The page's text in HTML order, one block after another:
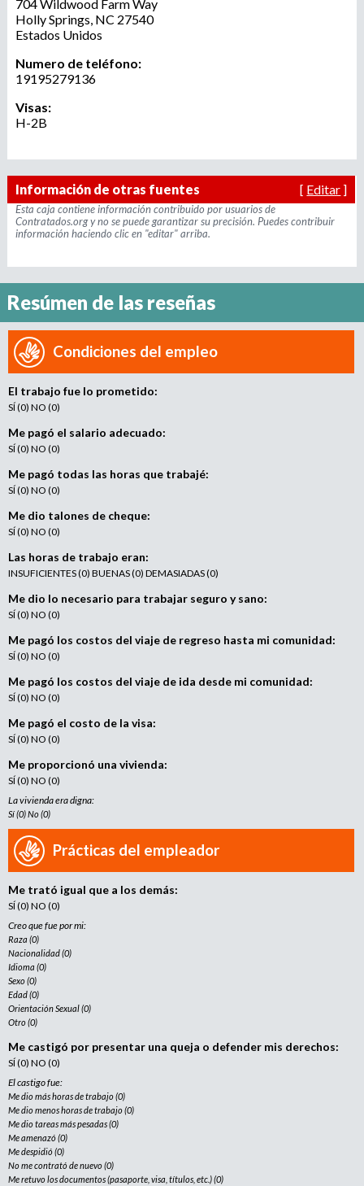
u
e
d
r
o
g
e
d
e
r
e
u
t
a
m
i
n
t
704 Wildwood Farm Way
Holly Springs, NC 27540
Estados Unidos
Numero de teléfono:
19195279136
Visas:
H-2B
Información de otras fuentes [ Editar ]
Esta caja contiene información contribuido por usuarios de
Contratados.org y no se puede garantizar su precisión. Puedes contribuir
información haciendo clic en "editar" arriba.
Resúmen de las reseñas
Condiciones del empleo
El trabajo fue lo prometido:
SÍ (0) NO (0)
Me pagó el salario adecuado:
SÍ (0) NO (0)
Me pagó todas las horas que trabajé:
SÍ (0) NO (0)
Me dio talones de cheque:
SÍ (0) NO (0)
Las horas de trabajo eran:
INSUFICIENTES (0) BUENAS (0) DEMASIADAS (0)
Me dio lo necesario para trabajar seguro y sano:
SÍ (0) NO (0)
Me pagó los costos del viaje de regreso hasta mi comunidad:
SÍ (0) NO (0)
Me pagó los costos del viaje de ida desde mi comunidad:
SÍ (0) NO (0)
Me pagó el costo de la visa:
SÍ (0) NO (0)
Me proporcionó una vivienda:
SÍ (0) NO (0)
La vivienda era digna:
Sí (0) No (0)
Prácticas del empleador
Me trató igual que a los demás:
SÍ (0) NO (0)
Creo que fue por mi:
Raza (0)
Nacionalidad (0)
Idioma (0)
Sexo (0)
Edad (0)
Orientación Sexual (0)
Otro (0)
Me castigó por presentar una queja o defender mis derechos:
SÍ (0) NO (0)
El castigo fue:
Me dio más horas de trabajo (0)
Me dio menos horas de trabajo (0)
Me dio tareas más pesadas (0)
Me amenazó (0)
Me despidió (0)
No me contrató de nuevo (0)
Me retuvo los documentos (pasaporte, visa, títulos, etc.) (0)